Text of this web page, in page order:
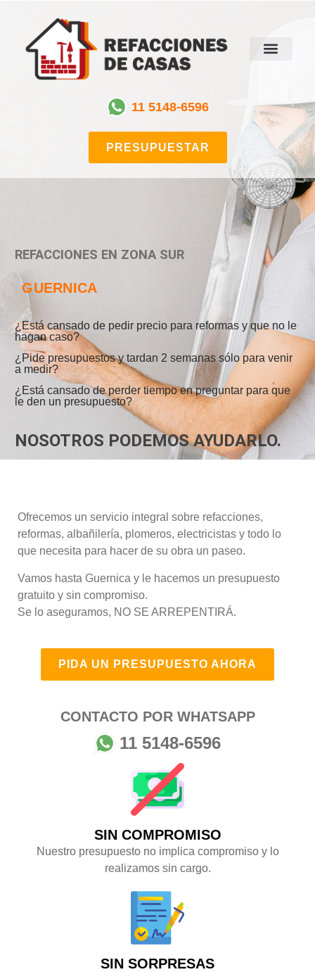
11 5148-6596
PRESUPUESTAR
REFACCIONES EN ZONA SUR
GUERNICA
¿Está cansado de pedir precio para reformas y que no le
hagan caso?
¿Pide presupuestos y tardan 2 semanas sólo para venir
a medir?
¿Está cansado de perder tiempo en preguntar para que
le den un presupuesto?
NOSOTROS PODEMOS AYUDARLO.
Ofrecemos un servicio integral sobre refacciones,
reformas, albañilería, plomeros, electricistas y todo lo
que necesita para hacer de su obra un paseo.
Vamos hasta Guernica y le hacemos un presupuesto
gratuito y sin compromiso.
Se lo aseguramos, NO SE ARREPENTIRÁ.
PIDA UN PRESUPUESTO AHORA
CONTACTO POR WHATSAPP
11 5148-6596
SIN COMPROMISO
Nuestro presupuesto no implica compromiso y lo
realizamos sin cargo.
SIN SORPRESAS